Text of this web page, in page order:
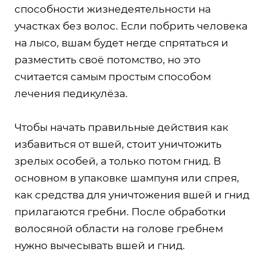
способности жизнедеятельности на
участках без волос. Если побрить человека
на лысо, вшам будет негде спрятаться и
разместить своё потомство, но это
считается самым простым способом
лечения педикулёза.
Чтобы начать правильные действия как
избавиться от вшей, стоит уничтожить
зрелых особей, а только потом гнид. В
основном в упаковке шампуня или спрея,
как средства для уничтожения вшей и гнид
прилагаются гребни. После обработки
волосяной области на голове гребнем
нужно вычесывать вшей и гнид.